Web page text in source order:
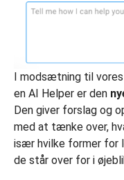
I modsætning til
en AI Helper er den
Den giver forslag og
med at tænke over,
især hvilke former for
de står over for i